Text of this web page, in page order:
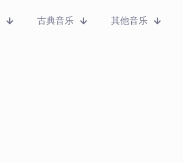
古典音乐
其他音乐